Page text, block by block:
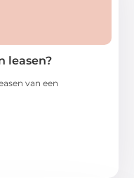
leasen?
van een